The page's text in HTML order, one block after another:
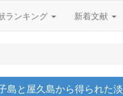
ランキング 新着文献
島と屋久島から得られた